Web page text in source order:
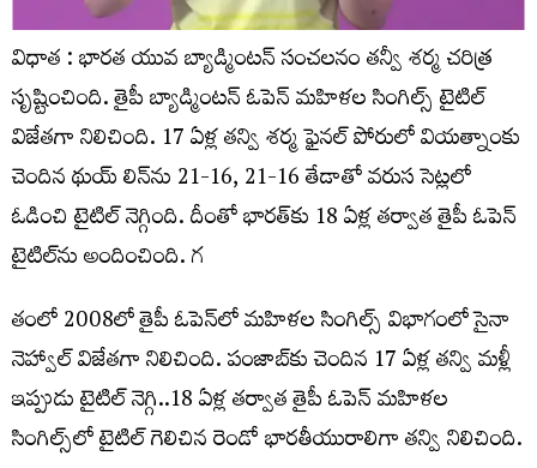
విధాత : భారత యువ బ్యాడ్మింటన్‌ సంచలనం తన్వీ శర్మ చరిత్ర
సృష్టించింది. తైపీ బ్యాడ్మింటన్ ఓపెన్ మహిళల సింగిల్స్ టైటిల్
విజేతగా నిలిచింది. 17 ఏళ్ల తన్వి శర్మ ఫైనల్ పోరులో వియత్నాంకు
చెందిన థుయ్‌ లిన్‌ను 21-16, 21-16 తేడాతో వరుస సెట్లలో
ఓడించి టైటిల్‌ నెగ్గింది. దీంతో భారత్‌కు 18 ఏళ్ల తర్వాత తైపీ ఓపెన్‌
టైటిల్‌ను అందించింది. గ
తంలో 2008లో తైపీ ఓపెన్‌లో మహిళల సింగిల్స్‌ విభాగంలో సైనా
నెహ్వాల్‌ విజేతగా నిలిచింది. పంజాబ్‌కు చెందిన 17 ఏళ్ల తన్వి మళ్లీ
ఇప్పుడు టైటిల్‌ నెగ్గి..18 ఏళ్ల తర్వాత తైపీ ఓపెన్ మహిళల
సింగిల్స్‌లో టైటిల్ గెలిచిన రెండో భారతీయురాలిగా తన్వి నిలిచింది.